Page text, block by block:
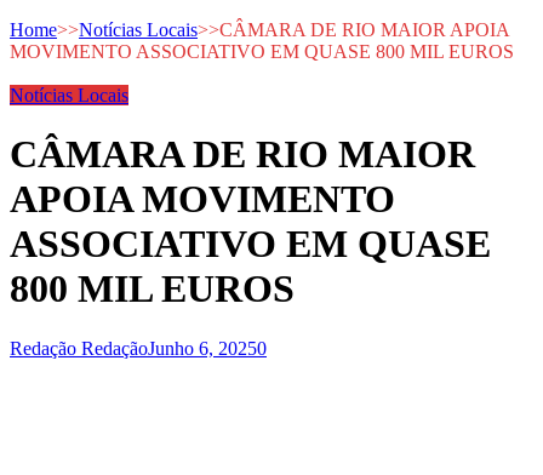
Home>>Notícias Locais>>CÂMARA DE RIO MAIOR APOIA
MOVIMENTO ASSOCIATIVO EM QUASE 800 MIL EUROS
Notícias Locais
CÂMARA DE RIO MAIOR
APOIA MOVIMENTO
ASSOCIATIVO EM QUASE
800 MIL EUROS
Redação RedaçãoJunho 6, 20250